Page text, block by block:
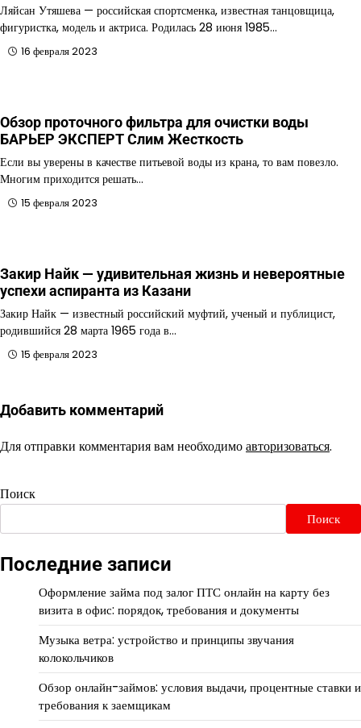
Ляйсан Утяшева — российская спортсменка, известная танцовщица,
фигуристка, модель и актриса. Родилась 28 июня 1985…
16 февраля 2023
Обзор проточного фильтра для очистки воды
БАРЬЕР ЭКСПЕРТ Слим Жесткость
Если вы уверены в качестве питьевой воды из крана, то вам повезло.
Многим приходится решать…
15 февраля 2023
Закир Найк — удивительная жизнь и невероятные
успехи аспиранта из Казани
Закир Найк — известный российский муфтий, ученый и публицист,
родившийся 28 марта 1965 года в…
15 февраля 2023
Добавить комментарий
Для отправки комментария вам необходимоавторизоваться.
Поиск
Поиск
Последние записи
Оформление займа под залог ПТС онлайн на карту без
визита в офис: порядок, требования и документы
Музыка ветра: устройство и принципы звучания
колокольчиков
Обзор онлайн-займов: условия выдачи, процентные ставки и
требования к заемщикам